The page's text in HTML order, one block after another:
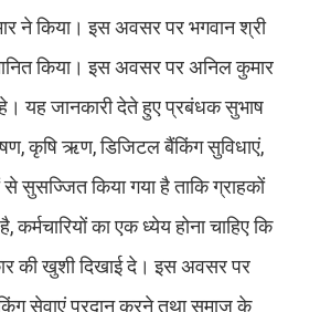
ने किया। इस अवसर पर भगवान श्री
किया। इस अवसर पर अनिल कुमार
यह जानकारी देते हुए प्रबंधक सुभाष
कृषि ऋण, डिजिटल बैंकिंग सुविधाएं,
सुसज्जित किया गया है ताकि ग्राहकों
का एक ध्येय होना चाहिए कि
की खुशी दिखाई दे। इस अवसर पर
सेवाएं प्रदान करने तथा समाज के